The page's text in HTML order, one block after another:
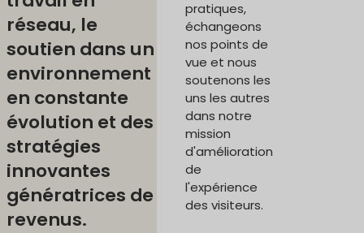
réseau, le
soutien dans un
environnement
en constante
évolution et des
stratégies
innovantes
génératrices de
revenus.
pratiques,
échangeons
nos points de
vue et nous
soutenons les
uns les autres
dans notre
mission
d'amélioration
de
l'expérience
des visiteurs.